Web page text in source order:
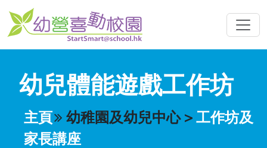
幼兒體能遊戲工作坊
主頁 幼稚園及幼兒中心> 工作坊及
家長講座